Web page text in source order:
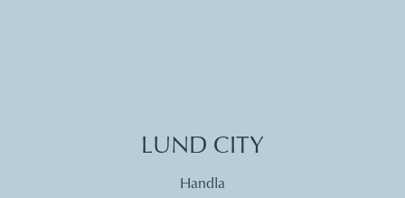
LUND CITY
Handla